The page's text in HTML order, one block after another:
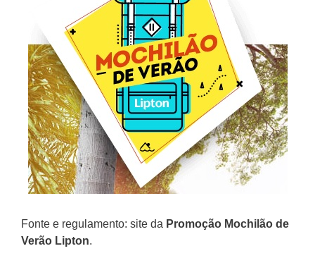
Fonte e regulamento: site da Promoção Mochilão de
Verão Lipton.